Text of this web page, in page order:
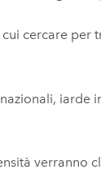
cui cercare per
iarde
verranno